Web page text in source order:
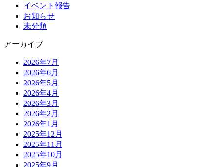
イベント報告
お知らせ
未分類
アーカイブ
2026年7月
2026年6月
2026年5月
2026年4月
2026年3月
2026年2月
2026年1月
2025年12月
2025年11月
2025年10月
2025年9月